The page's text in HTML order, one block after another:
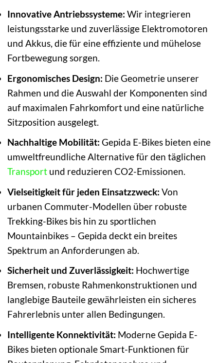
Innovative Antriebssysteme: Wir integrieren
leistungsstarke und zuverlässige Elektromotoren
und Akkus, die für eine effiziente und mühelose
Fortbewegung sorgen.
Ergonomisches Design: Die Geometrie unserer
Rahmen und die Auswahl der Komponenten sind
auf maximalen Fahrkomfort und eine natürliche
Sitzposition ausgelegt.
Nachhaltige Mobilität: Gepida E-Bikes bieten eine
umweltfreundliche Alternative für den täglichen
Transport und reduzieren CO2-Emissionen.
Vielseitigkeit für jeden Einsatzzweck: Von
urbanen Commuter-Modellen über robuste
Trekking-Bikes bis hin zu sportlichen
Mountainbikes – Gepida deckt ein breites
Spektrum an Anforderungen ab.
Sicherheit und Zuverlässigkeit: Hochwertige
Bremsen, robuste Rahmenkonstruktionen und
langlebige Bauteile gewährleisten ein sicheres
Fahrerlebnis unter allen Bedingungen.
Intelligente Konnektivität: Moderne Gepida E-
Bikes bieten optionale Smart-Funktionen für